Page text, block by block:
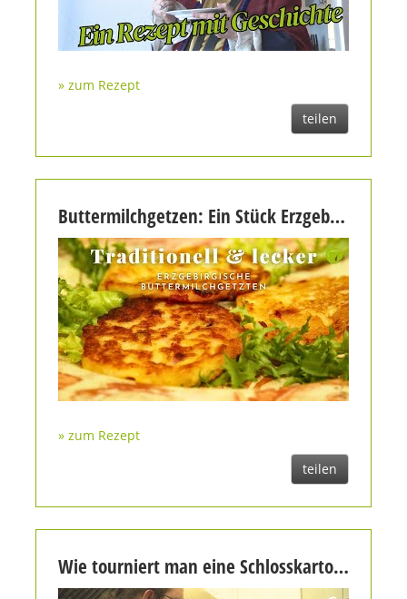
» zum Rezept
teilen
Buttermilchgetzen: Ein Stück Erzgebirgische Küche
» zum Rezept
teilen
Wie tourniert man eine Schlosskartoffel? Dominik Reichelt Koch-Azubi zeigt es!